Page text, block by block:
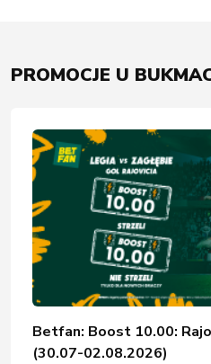
PROMOCJE U
Betfan: Boost 10.00:
(30.07-02.08.2026)